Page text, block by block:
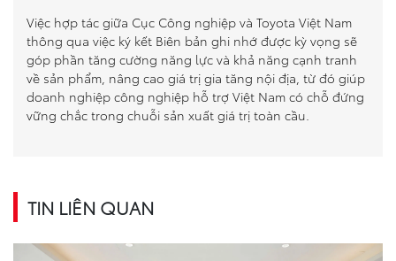
Việc hợp tác giữa Cục Công nghiệp và Toyota Việt Nam
thông qua việc ký kết Biên bản ghi nhớ được kỳ vọng sẽ
góp phần tăng cường năng lực và khả năng cạnh tranh
về sản phẩm, nâng cao giá trị gia tăng nội địa, từ đó giúp
doanh nghiệp công nghiệp hỗ trợ Việt Nam có chỗ đứng
vững chắc trong chuỗi sản xuất giá trị toàn cầu.
TIN LIÊN QUAN